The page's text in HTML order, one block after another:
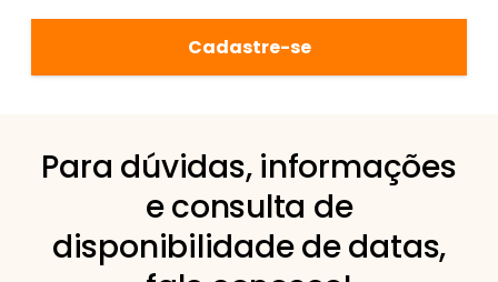
Cadastre-se
Para dúvidas, informações
e consulta de
disponibilidade de datas,